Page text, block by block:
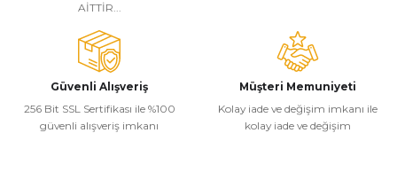
AİTTİR...
Güvenli Alışveriş
256 Bit SSL Sertifikası ile %100
güvenli alışveriş imkanı
Müşteri Memuniyeti
Kolay iade ve değişim imkanı ile
kolay iade ve değişim